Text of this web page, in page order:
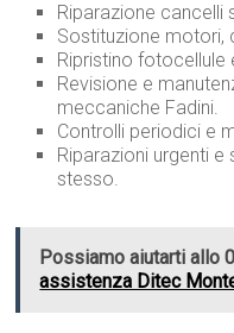
Riparazione cancelli
Sostituzione motori,
Ripristino fotocellule
Revisione e
meccaniche Fadini.
Controlli periodici e
Riparazioni urgenti
stesso.
Possiamo aiutarti allo
assistenza Ditec